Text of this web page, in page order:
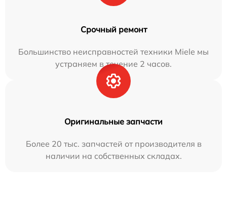
Срочный ремонт
Большинство неисправностей техники Miele мы
устраняем в течение 2 часов.
Оригинальные запчасти
Более 20 тыс. запчастей от производителя в
наличии на собственных складах.